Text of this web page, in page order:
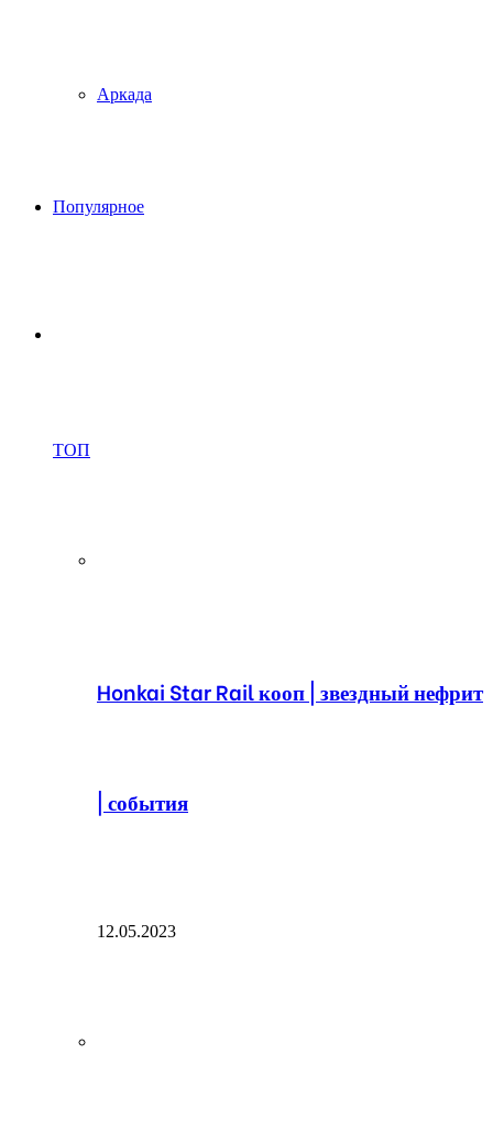
Аркада
Популярное
ТОП
Honkai Star Rail кооп | звездный нефрит
| события
12.05.2023